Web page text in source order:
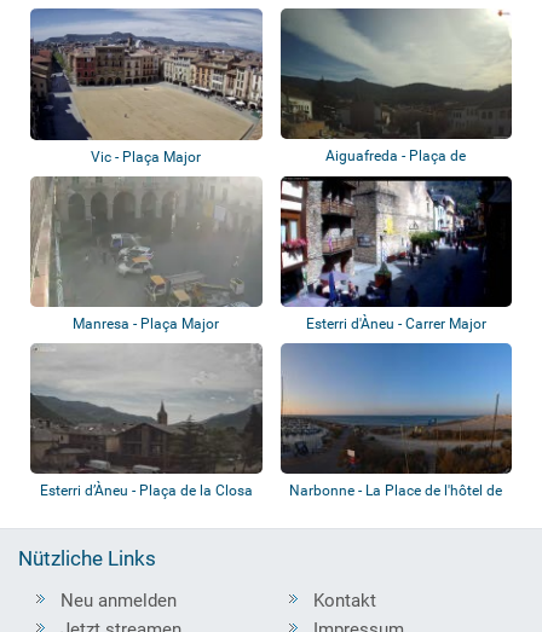
Verdagu...
Vic - Plaça Major
Aiguafreda - Plaça de
l'Ajuntament
Manresa - Plaça Major Esterri d'Àneu - Carrer Major
Esterri d’Àneu - Plaça de la Closa
Narbonne - La Place de l'hôtel de
Nützliche Links
Neu anmelden
Kontakt